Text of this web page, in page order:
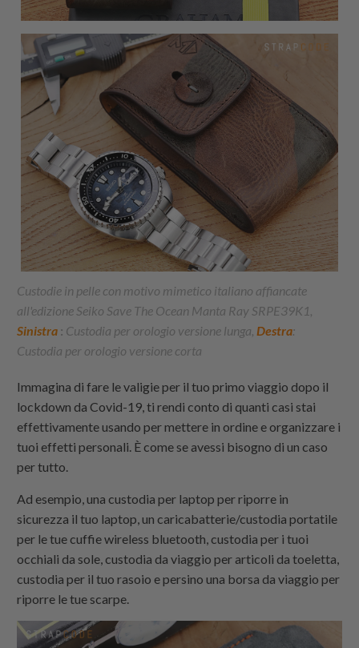
Custodie in pelle con motivo mimetico italiano affiancate
all'edizione Seiko Save The Ocean Manta Ray SRPE39K1,
Sinistra : Custodia per orologio versione lunga,Destra:
Custodia per orologio versione corta
Immagina di fare le valigie per il tuo primo viaggio dopo il
lockdown da Covid-19, ti rendi conto di quanti casi stai
effettivamente usando permettere in ordine e organizzare i
tuoi effetti personali. È come se avessi bisogno di un caso
per tutto.
Ad esempio, una custodia per laptop per riporre in
sicurezza il tuo laptop, un caricabatterie/custodia portatile
per le tue cuffie wireless bluetooth, custodia per i tuoi
occhiali da sole, custodia da viaggio per articoli da toeletta,
custodia per il tuo rasoio e persino una borsa da viaggio per
riporre le tue scarpe.